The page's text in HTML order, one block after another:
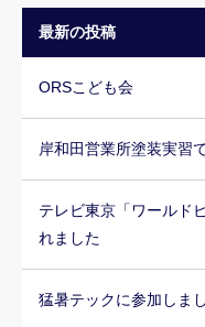
最新の投稿
ORSこども会
岸和田営業所塗装実習で
テレビ東京「ワールド
れました
猛暑テックに参加しまし